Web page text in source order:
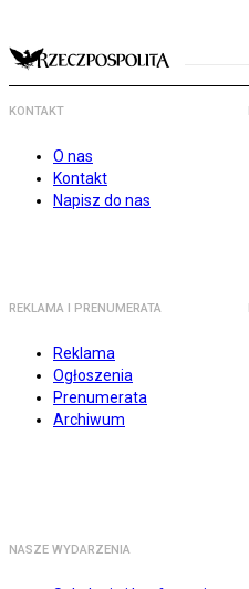
KONTAKT
O nas
Kontakt
Napisz do nas
REKLAMA I PRENUMERATA
Reklama
Ogłoszenia
Prenumerata
Archiwum
NASZE WYDARZENIA